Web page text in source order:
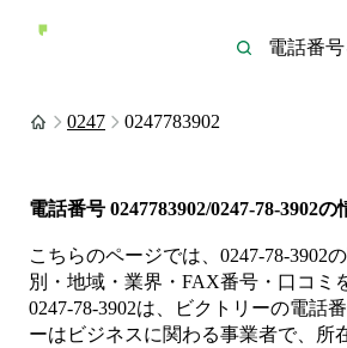
0247 0247783902
電話番号 0247783902/0247-78-3902の
こちらのページでは、 0247-78-3902
別・地域・業界・FAX番号・口コミ
0247-78-3902は、 ビクトリーの電話番
ーは ビジネスに関わる事業者で、所